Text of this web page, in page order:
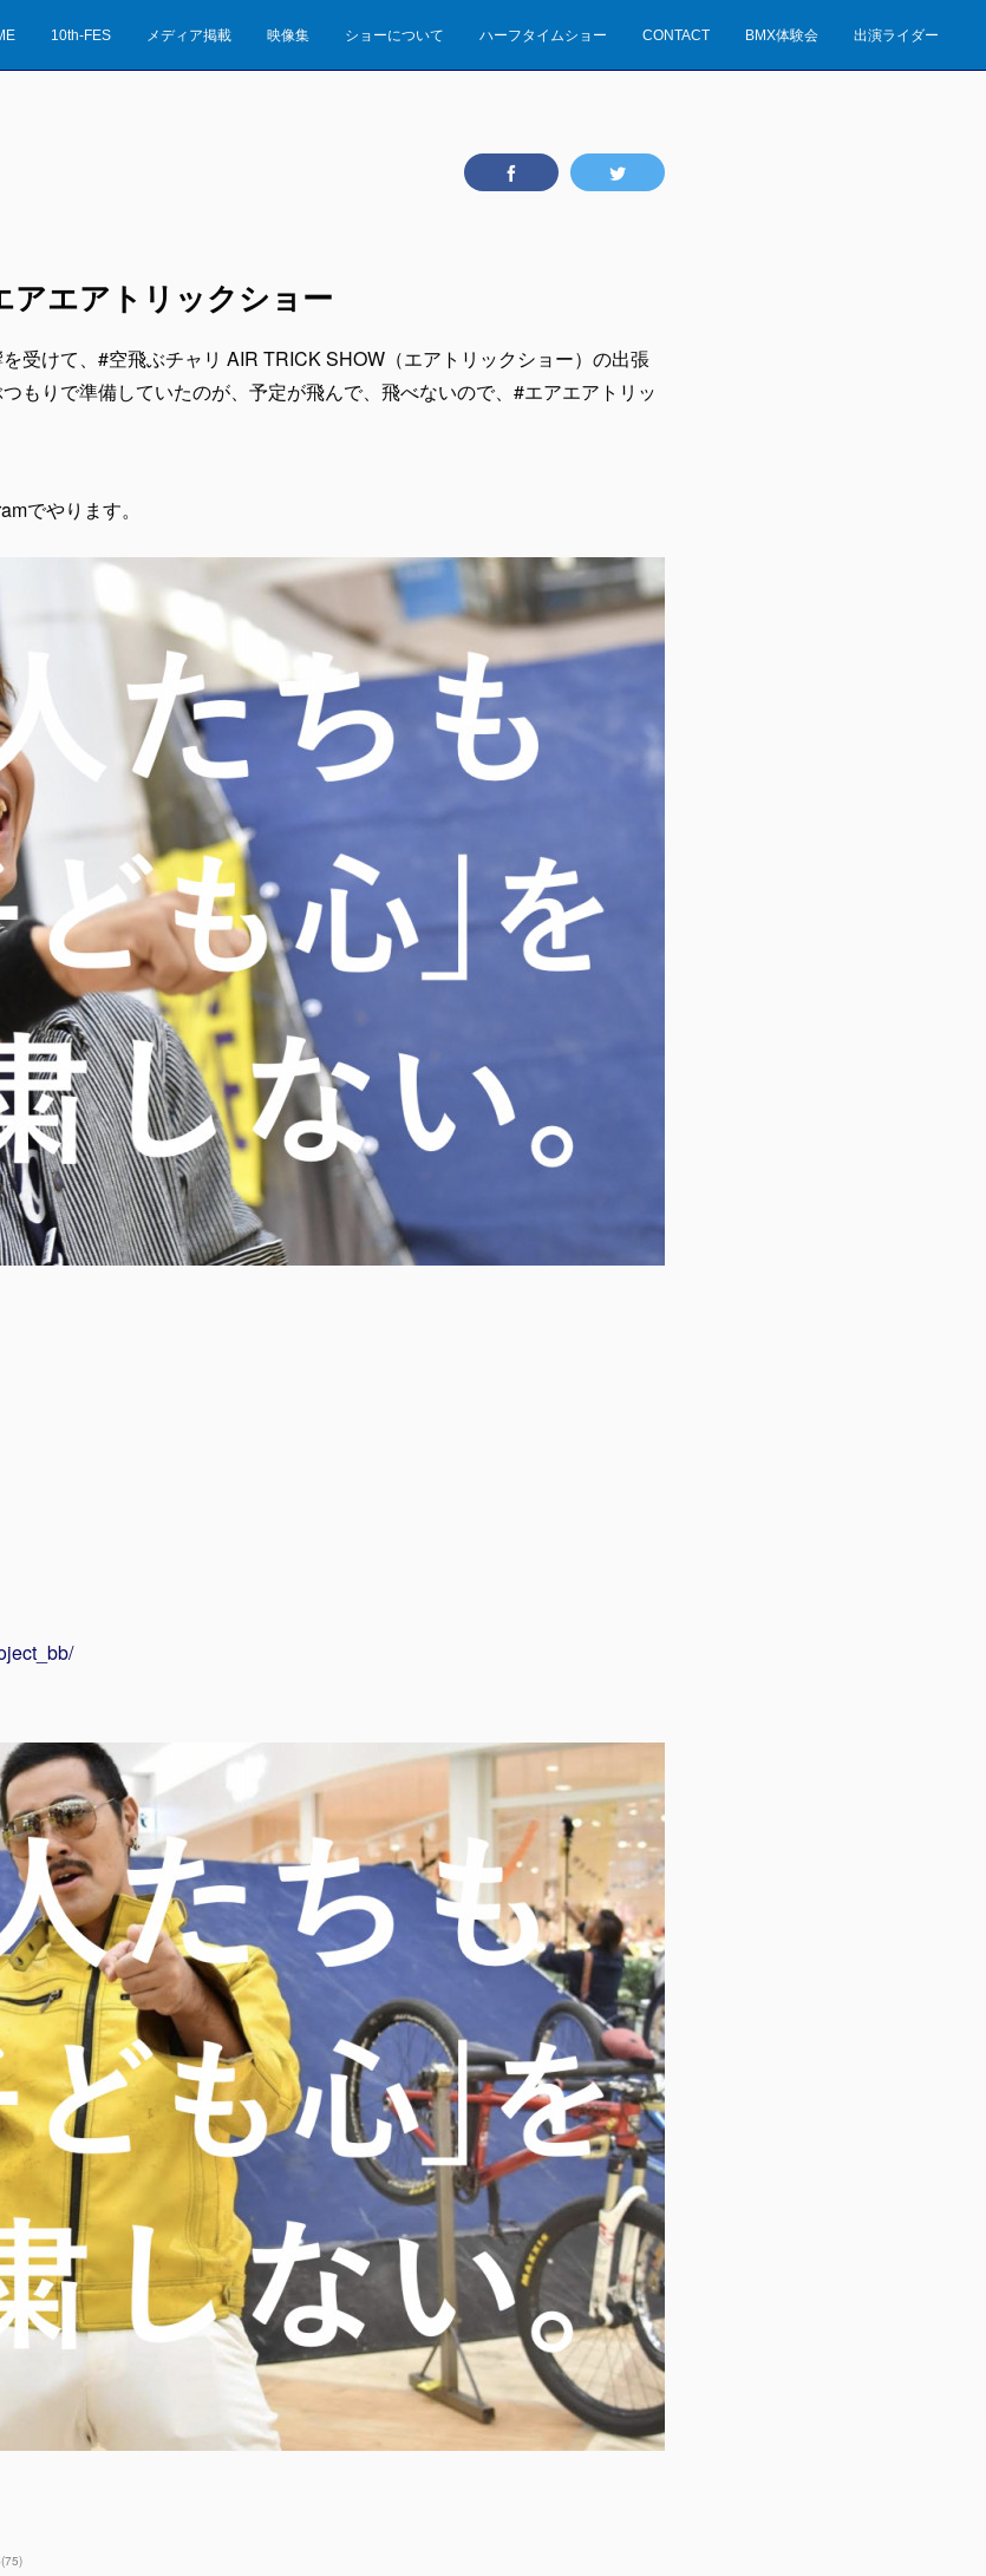
10th-FES メディア掲載 映像集 ショーについて ハーフタイムショー CONTACT BMX体験会 出演ライダー
アエアトリックショー
受けて、#空飛ぶチャリ AIR TRICK SHOW（エアトリックショー）の出張
もりで準備していたのが、予定が飛んで、飛べないので、#エアエアトリッ
でやります。
(75)